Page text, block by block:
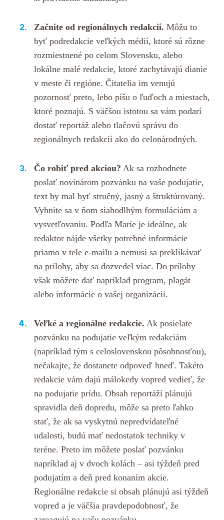
Začnite od regionálnych redakcií. Môžu to
byť podredakcie veľkých médií, ktoré sú rôzne
rozmiestnené po celom Slovensku, alebo
lokálne malé redakcie, ktoré zachytávajú dianie
v meste či regióne. Čitatelia im venujú
pozornosť preto, lebo píšu o ľuďoch a miestach,
ktoré poznajú. S väčšou istotou sa vám podarí
dostať reportáž alebo tlačovú správu do
regionálnych redakcií ako do celonárodných.
Čo robiť pred akciou? Ak sa rozhodnete
poslať novinárom pozvánku na vaše podujatie,
text by mal byť stručný, jasný a štruktúrovaný.
Vyhnite sa v ňom siahodlhým formuláciám a
vysvetľovaniu. Podľa Marie je ideálne, ak
redaktor nájde všetky potrebné informácie
priamo v tele e-mailu a nemusí sa preklikávať
na prílohy, aby sa dozvedel viac. Do prílohy
však môžete dať napríklad program, plagát
alebo informácie o vašej organizácii.
Veľké a regionálne redakcie. Ak posielate
pozvánku na podujatie veľkým redakciám
(napríklad tým s celoslovenskou pôsobnosťou),
nečakajte, že dostanete odpoveď hneď. Takéto
redakcie vám dajú málokedy vopred vedieť, že
na podujatie prídu. Obsah reportáží plánujú
spravidla deň dopredu, môže sa preto ľahko
stať, že ak sa vyskytnú nepredvídateľné
udalosti, budú mať nedostatok techniky v
teréne. Preto im môžete poslať pozvánku
napríklad aj v dvoch kolách – asi týždeň pred
podujatím a deň pred konaním akcie.
Regionálne redakcie si obsah plánujú asi týždeň
vopred a je väčšia pravdepodobnosť, že